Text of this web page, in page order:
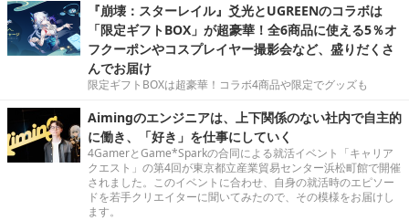
『崩壊：スターレイル』爻光とUGREENのコラボは
「限定ギフトBOX」が超豪華！全6商品に使える5％オ
フクーポンやコスプレイヤー撮影会など、盛りだくさ
んでお届け
限定ギフトBOXは超豪華！コラボ4商品や限定でグッズも
Aimingのエンジニアは、上下関係のない社内で自主的
に働き、「好き」を仕事にしていく
4GamerとGame*Sparkの合同による就活イベント「キャリア
クエスト」の第4回が東京都立産業貿易センター浜松町館で開催
されました。このイベントに合わせ、自身の就活時のエピソー
ドを若手クリエイターに聞いてみたので、その模様をお届けし
ます。